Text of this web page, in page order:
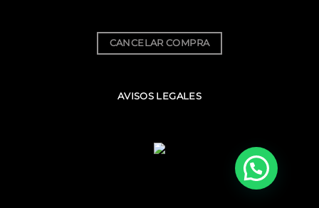
CANCELAR COMPRA
AVISOS LEGALES